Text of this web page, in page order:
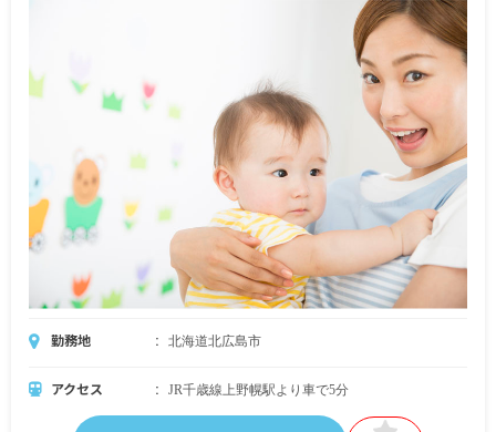
勤務地 北海道北広島市
アクセス JR千歳線上野幌駅より車で5分